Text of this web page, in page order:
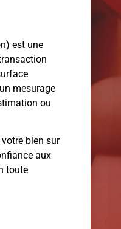
est une
mesurage
ou
bien sur
aux
toute